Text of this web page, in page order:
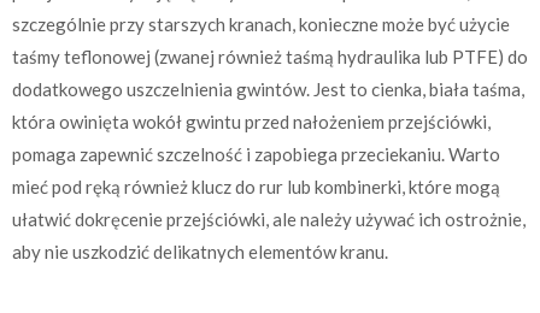
szczególnie przy starszych kranach, konieczne może być użycie
taśmy teflonowej (zwanej również taśmą hydraulika lub PTFE) do
dodatkowego uszczelnienia gwintów. Jest to cienka, biała taśma,
która owinięta wokół gwintu przed nałożeniem przejściówki,
pomaga zapewnić szczelność i zapobiega przeciekaniu. Warto
mieć pod ręką również klucz do rur lub kombinerki, które mogą
ułatwić dokręcenie przejściówki, ale należy używać ich ostrożnie,
aby nie uszkodzić delikatnych elementów kranu.